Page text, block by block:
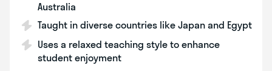
Australia
Taught in diverse countries like Japan and Egypt
Uses a relaxed teaching style to enhance
student enjoyment